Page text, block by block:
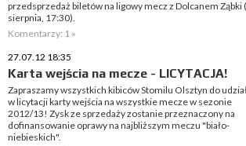
przedsprzedaż biletów na ligowy mecz z Dolcanem Ząbki
sierpnia, 17:30).
Komentarzy: 1 »
27.07.12 18:35
Karta wejścia na mecze - LICYTACJA!
Zapraszamy wszystkich kibiców Stomilu Olsztyn do
w licytacji karty wejścia na wszystkie mecze w sezonie
2012/13! Zysk ze sprzedaży zostanie przeznaczony na
dofinansowanie oprawy na najbliższym meczu "biało-
niebieskich".